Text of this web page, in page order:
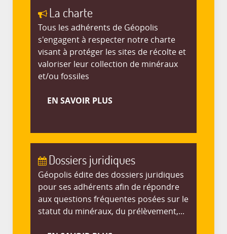
La charte
Tous les adhérents de Géopolis
s'engagent à respecter notre charte
visant à protéger les sites de récolte et
valoriser leur collection de minéraux
et/ou fossiles
EN SAVOIR PLUS
Dossiers juridiques
Géopolis édite des dossiers juridiques
pour ses adhérents afin de répondre
aux questions fréquentes posées sur le
statut du minéraux, du prélèvement,...